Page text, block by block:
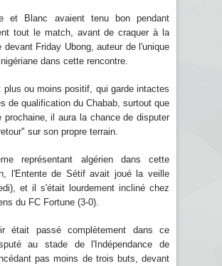
et Blanc avaient tenu bon pendant
tout le match, avant de craquer à la
devant Friday Ubong, auteur de l'unique
dans cette rencontre.
plus ou moins positif, qui garde intactes
de qualification du Chabab, surtout que
prochaine, il aura la chance de disputer
sur son propre terrain.
représentant algérien dans cette
l'Entente de Sétif avait joué la veille
et il s'était lourdement incliné chez
du FC Fortune (3-0).
était passé complètement dans ce
au stade de l'Indépendance de
pas moins de trois buts, devant